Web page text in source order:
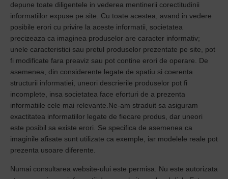
depune toate diligentele in vederea mentinerii corectitudinii
informatiilor expuse pe site. Cu toate acestea, avand in vedere
posibile erori cu privire la aceste informatii, societatea
precizeaza ca imaginea produselor are caracter informativ;
unele caracteristici sau pretul produselor prezentate pe site, pot
fi modificate fara preaviz sau pot contine erori de operare. De
asemenea, din considerente legate de spatiu si coerenta
structurii informatiei, uneori descrierile produselor pot fi
incomplete, insa societatea face eforturi de a prezenta
informatiile cele mai relevante.Ne-am straduit sa asiguram
exactitatea informatiilor legate de fiecare produs, dar uneori
este posibil sa existe erori. Se specifica de asemenea ca
imaginile afisate sunt utilizate ca exemple, iar modelele reale pot
prezenta usoare diferente.
Numai consultarea website-ului este permisa. Nu este autorizata